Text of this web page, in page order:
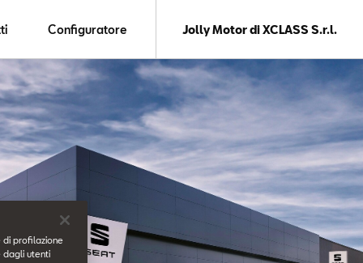
Configuratore Jolly Motor di XCLASS S.r.l.
di profilazione
dagli utenti